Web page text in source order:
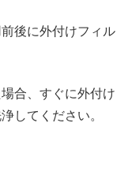
後に外付けフィル
合、すぐに外付け
してください。